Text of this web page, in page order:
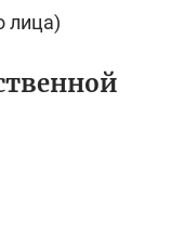
лица)